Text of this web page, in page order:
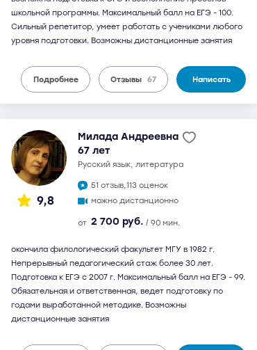
школьной программы. Максимальный балл на ЕГЭ - 100.
Сильный репетитор, умеет работать с учениками любого
уровня подготовки. Возможны дистанционные занятия
Подробнее Отзывы 67 Написать
9,8
Милада Андреевна
67 лет
русский язык, литература
51 отзыв,113 оценок
можно дистанционно
от 2 700 руб. / 90 мин.
окончила филологический факультет МГУ в 1982 г.
Непрерывный педагогический стаж более 30 лет.
Подготовка к ЕГЭ с 2007 г. Максимальный балл на ЕГЭ - 99.
Обязательная и ответственная, ведет подготовку по
годами выработанной методике. Возможны
дистанционные занятия